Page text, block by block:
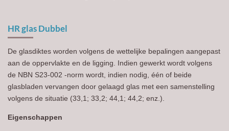
HR glas Dubbel
De glasdiktes worden volgens de wettelijke bepalingen aangepast
aan de oppervlakte en de ligging. Indien gewerkt wordt volgens
de NBN S23-002 -norm wordt, indien nodig, één of beide
glasbladen vervangen door gelaagd glas met een samenstelling
volgens de situatie (33,1; 33,2; 44,1; 44,2; enz.).
Eigenschappen